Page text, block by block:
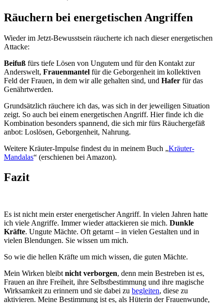
Räuchern bei energetischen Angriffen
Wieder im Jetzt-Bewusstsein räucherte ich nach dieser energetischen
Attacke:
Beifuß fürs tiefe Lösen von Ungutem und für den Kontakt zur
Anderswelt, Frauenmantel für die Geborgenheit im kollektiven
Feld der Frauen, in dem wir alle gehalten sind, und Hafer für das
Genährtwerden.
Grundsätzlich räuchere ich das, was sich in der jeweiligen Situation
zeigt. So auch bei einem energetischen Angriff. Hier finde ich die
Kombination besonders spannend, die sich mir fürs Räuchergefäß
anbot: Loslösen, Geborgenheit, Nahrung.
Weitere Kräuter-Impulse findest du in meinem Buch „Kräuter-
Mandalas“ (erschienen bei Amazon).
Fazit
Es ist nicht mein erster energetischer Angriff. In vielen Jahren hatte
ich viele Angriffe. Immer wieder attackieren sie mich. Dunkle
Kräfte. Ungute Mächte. Oft getarnt – in vielen Gestalten und in
vielen Blendungen. Sie wissen um mich.
So wie die hellen Kräfte um mich wissen, die guten Mächte.
Mein Wirken bleibt nicht verborgen, denn mein Bestreben ist es,
Frauen an ihre Freiheit, ihre Selbstbestimmung und ihre magische
Wirksamkeit zu erinnern und sie dabei zu begleiten, diese zu
aktivieren. Meine Bestimmung ist es, als Hüterin der Frauenwunde,